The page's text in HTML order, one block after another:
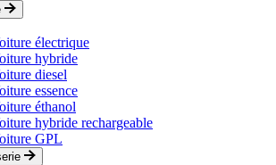
électrique
hybride
diesel
essence
éthanol
hybride rechargeable
GPL